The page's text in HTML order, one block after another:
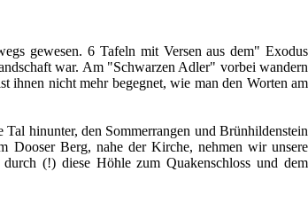
gewesen. 6 Tafeln mit Versen aus dem" Exodus
war. Am "Schwarzen Adler" vorbei wandern
ihnen nicht mehr begegnet, wie man den Worten am
hinunter, den Sommerrangen und Brünhildenstein
Dooser Berg, nahe der Kirche, nehmen wir unsere
(!) diese Höhle zum Quakenschloss und dem